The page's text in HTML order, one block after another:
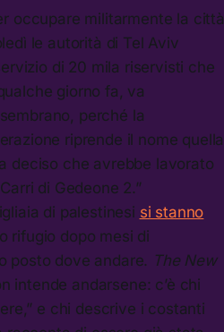
occupare militarmente la città
le autorità di Tel Aviv
di 20 mila riservisti che
giorno fa, va
perché la
riprende il nome quella
deciso che avrebbe lavorato
di Gedeone 2.”
di palestinesi si stanno
rifugio dopo mesi di
posto dove andare. The New
intende andarsene: c’è chi
e chi descrive i costanti